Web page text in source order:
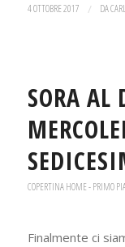
4 OTTOBRE 2017 / DA
SORA AL
COPERTINA HOME - PRIMO
Finalmente ci